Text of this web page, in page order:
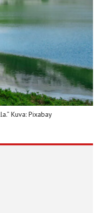
Kuva: Pixabay